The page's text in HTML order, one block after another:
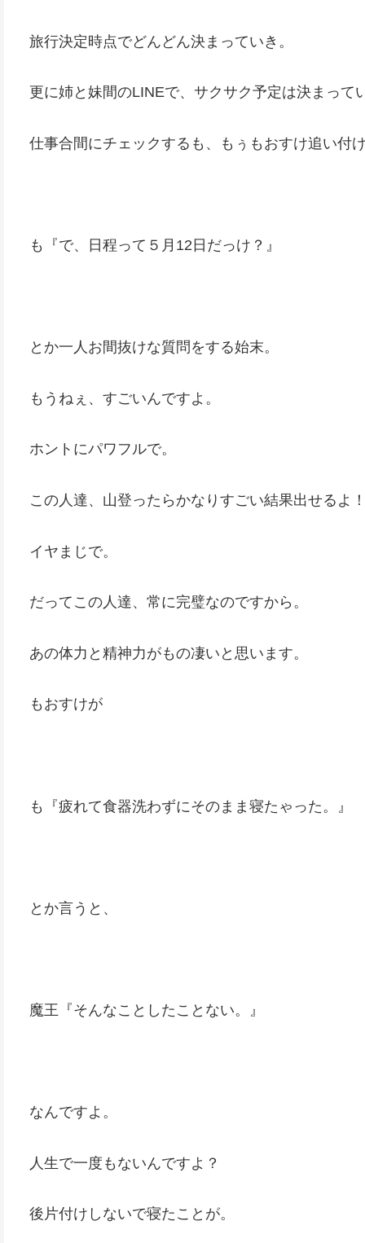
旅行決定時点でどんどん決まっていき。
更に姉と妹間のLINEで、サクサク予定は決まって
仕事合間にチェックするも、もぅもおすけ追い付け
も『で、日程って５月12日だっけ？』
とか一人お間抜けな質問をする始末。
もうねぇ、すごいんですよ。
ホントにパワフルで。
この人達、山登ったらかなりすごい結果出せるよ
イヤまじで。
だってこの人達、常に完璧なのですから。
あの体力と精神力がもの凄いと思います。
もおすけが
も『疲れて食器洗わずにそのまま寝たゃった。』
とか言うと、
魔王『そんなことしたことない。』
なんですよ。
人生で一度もないんですよ？
後片付けしないで寝たことが。